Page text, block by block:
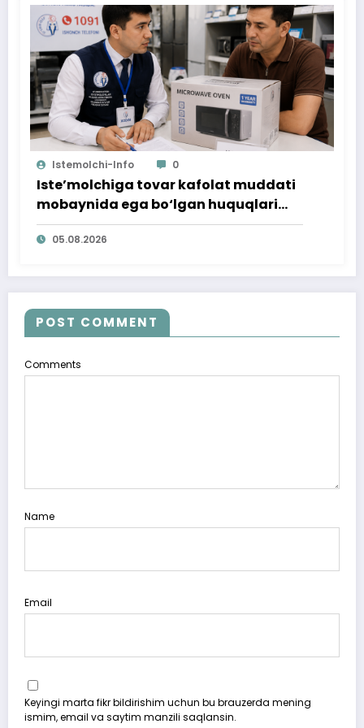
Istemolchi-Info 0
Iste’molchiga tovar kafolat muddati
mobaynida ega bo‘lgan huquqlari
ta’minlab berildi
05.08.2026
POST COMMENT
Comments
Name
Email
Keyingi marta fikr bildirishim uchun bu brauzerda mening
ismim, email va saytim manzili saqlansin.